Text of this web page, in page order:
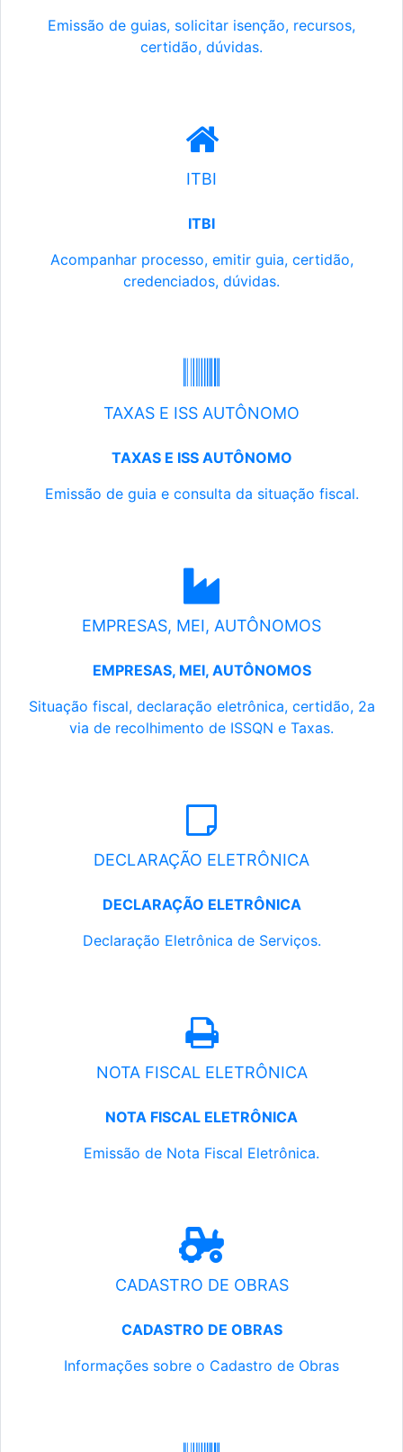
Emissão de guias, solicitar isenção, recursos,
certidão, dúvidas.
ITBI
ITBI
Acompanhar processo, emitir guia, certidão,
credenciados, dúvidas.
TAXAS E ISS AUTÔNOMO
TAXAS E ISS AUTÔNOMO
Emissão de guia e consulta da situação fiscal.
EMPRESAS, MEI, AUTÔNOMOS
EMPRESAS, MEI, AUTÔNOMOS
Situação fiscal, declaração eletrônica, certidão, 2a
via de recolhimento de ISSQN e Taxas.
DECLARAÇÃO ELETRÔNICA
DECLARAÇÃO ELETRÔNICA
Declaração Eletrônica de Serviços.
NOTA FISCAL ELETRÔNICA
NOTA FISCAL ELETRÔNICA
Emissão de Nota Fiscal Eletrônica.
CADASTRO DE OBRAS
CADASTRO DE OBRAS
Informações sobre o Cadastro de Obras